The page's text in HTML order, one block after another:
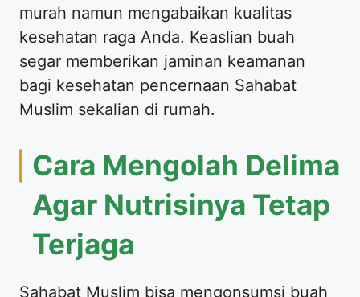
murah namun mengabaikan kualitas
kesehatan raga Anda. Keaslian buah
segar memberikan jaminan keamanan
bagi kesehatan pencernaan Sahabat
Muslim sekalian di rumah.
Cara Mengolah Delima
Agar Nutrisinya Tetap
Terjaga
Sahabat Muslim bisa mengonsumsi buah